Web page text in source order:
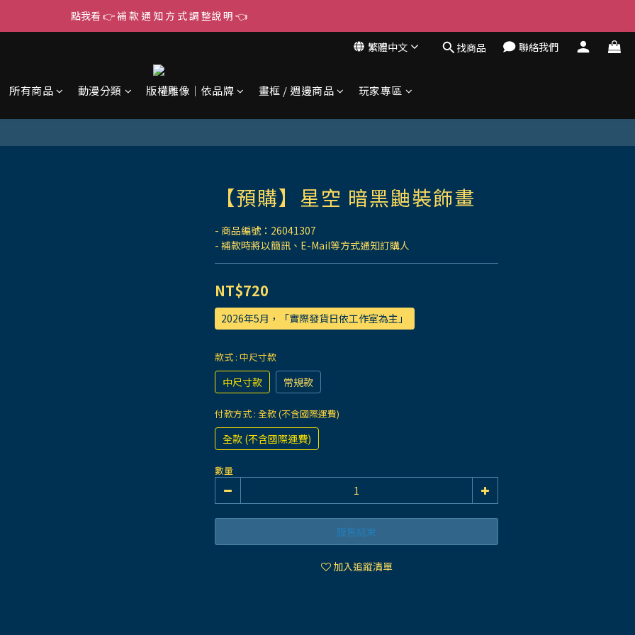
點我看 👉 補 款 通 知 方 式 調 整說 明 👈
繁體中文 找商品 聯絡我們
所有商品 動漫分類 版權雕像｜依品牌 畫框 / 週邊商品 玩家專區
【預購】星空 暗黑鼬裝飾畫
- 商品編號：26041307
- 補款時將以簡訊、E-Mail等方式通知訂購人
NT$720
2026年5月，「實際發貨日依工作室為主」
款式 : 中尺寸款
中尺寸款 常規款
付款方式 : 全款 (不含國際運費)
全款 (不含國際運費)
數量
販售結束
加入追蹤清單